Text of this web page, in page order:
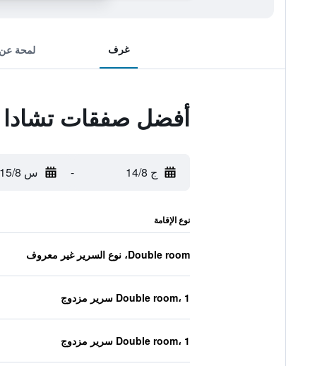
غرف لمحة عن
أفضل صفقات تشادا
ج 14/8 - س 15/8
نوع الإقامة
Double room، نوع السرير غير معروف
Double room، 1 سرير مزدوج
Double room، 1 سرير مزدوج